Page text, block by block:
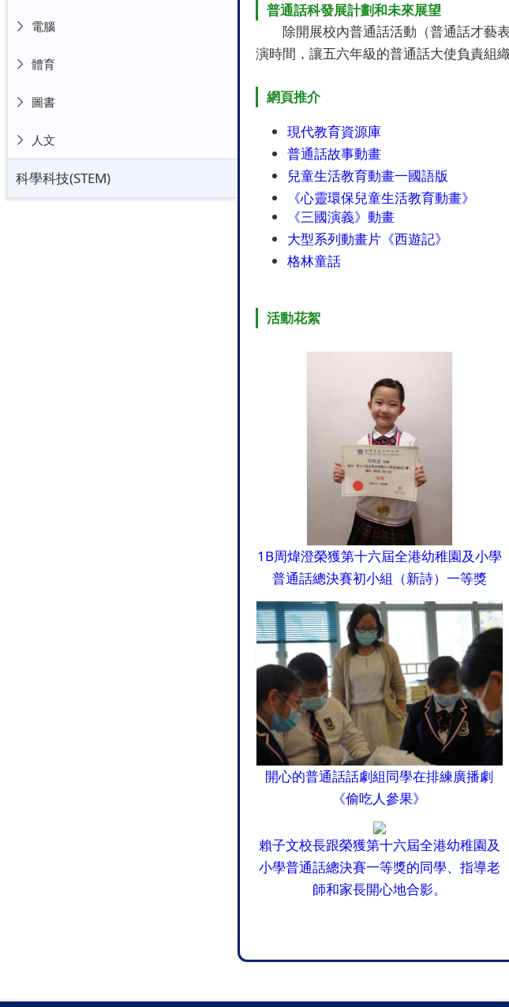
普通話科發展計劃和未來展望
除開展校內普通話活動（普通話才藝表
演時間，讓五六年級的普通話大使負責組
網頁推介
現代教育資源庫
普通話故事動畫
兒童生活教育動畫一國語版
《心靈環保兒童生活教育動畫》
《三國演義》動畫
大型系列動畫片《西遊記》
格林童話
活動花絮
1B周煒澄榮獲第十六屆全港幼稚園及小學
普通話總決賽初小組（新詩）一等獎
開心的普通話話劇組同學在排練廣播劇
《偷吃人參果》
賴子文校長跟榮獲第十六屆全港幼稚園及
小學普通話總決賽一等獎的同學、指導老
師和家長開心地合影。
電腦
體育
圖書
人文
科學科技(STEM)